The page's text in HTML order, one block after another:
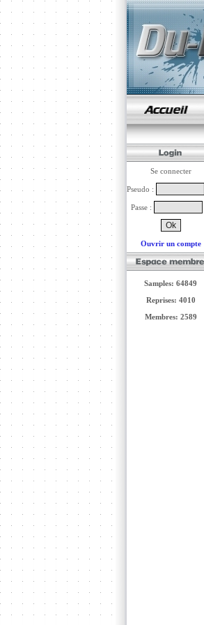
Se connecter
Pseudo :
Passe :
Ouvrir un compte
Samples: 64849
Reprises: 4010
Membres: 2589